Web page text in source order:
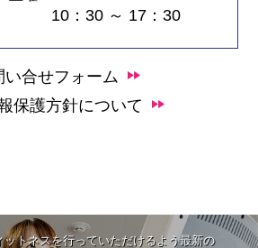
曜 10：30 ～ 17：30
い合せフォーム
保護方針について
ットネスを行っていただけるよう最新の